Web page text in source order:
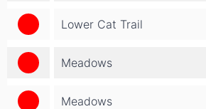
Lower Cat Trail
Meadows
Meadows